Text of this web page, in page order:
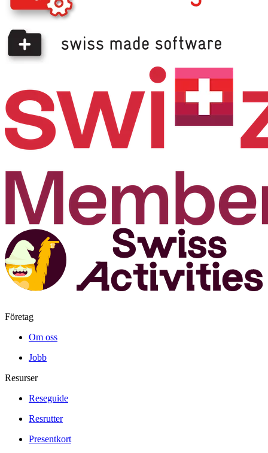
Företag
Om oss
Jobb
Resurser
Reseguide
Resrutter
Presentkort